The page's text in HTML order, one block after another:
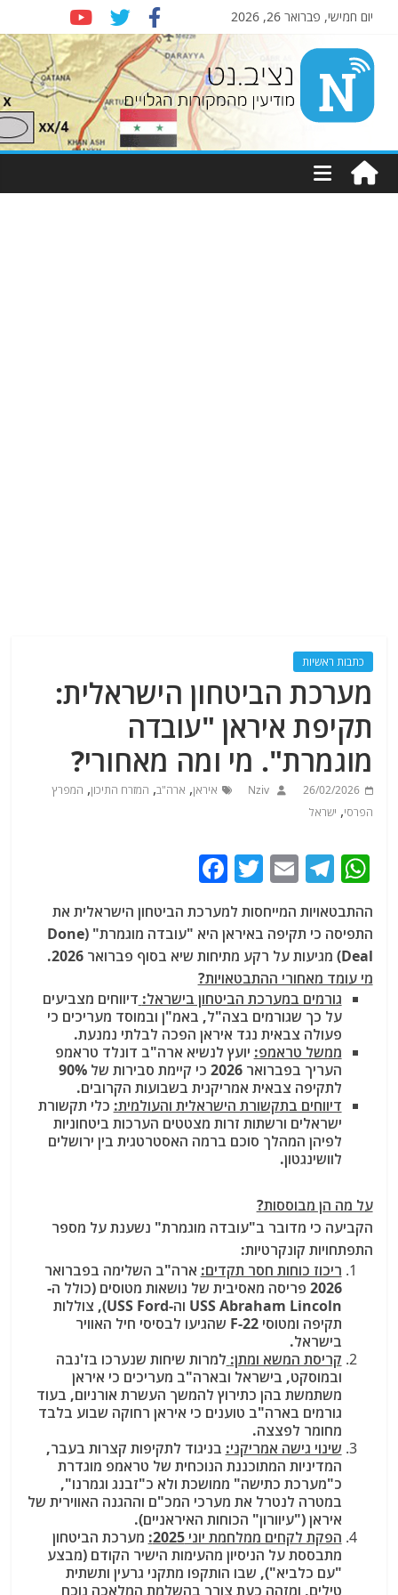
יום חמישי, פברואר 26, 2026
Nziv.net
מודיעין
מהמקורות
כתבות ראשיות
מערכת הביטחון הישראלית:
תקיפת איראן "עובדה
מוגמרת". מי ומה מאחורי?
26/02/2026
Nziv איראן, ארה"ב, המזרח התיכון, המפרץ
הפרסי, ישראל
W
at
s
A
p
p
T
e
g
ra
m
E
ai
l
T
w
itt
er
c
e
b
o
o
k
ההתבטאויות המייחסות למערכת הביטחון הישראלית את
התפיסה כי תקיפה באיראן היא "עובדה מוגמרת" (Done
Deal) מגיעות על רקע מתיחות שיא בסוף פברואר 2026.
מי עומד מאחורי ההתבטאויות?
גורמים במערכת הביטחון בישראל: דיווחים מצביעים
על כך שגורמים בצה"ל, באמ"ן ובמוסד מעריכים כי
פעולה צבאית נגד איראן הפכה לבלתי נמנעת.
ממשל טראמפ: יועץ לנשיא ארה"ב דונלד טראמפ
העריך בפברואר 2026 כי קיימת סבירות של 90%
לתקיפה צבאית אמריקנית בשבועות הקרובים.
דיווחים בתקשורת הישראלית והעולמית: כלי תקשורת
ישראלים ורשתות זרות מצטטים הערכות ביטחוניות
לפיהן המהלך סוכם ברמה האסטרטגית בין ירושלים
לוושינגטון.
על מה הן מבוססות?
הקביעה כי מדובר ב"עובדה מוגמרת" נשענת על מספר
התפתחויות קונקרטיות:
ריכוז כוחות חסר תקדים: ארה"ב השלימה בפברואר
2026 פריסה מאסיבית של נושאות מטוסים (כולל ה-
USS Abraham Lincoln וה-USS Ford), צוללות
תקיפה ומטוסי F-22 שהגיעו לבסיסי חיל האוויר
בישראל.
קריסת המשא ומתן: למרות שיחות שנערכו בז'נבה
ובמוסקט, בישראל ובארה"ב מעריכים כי איראן
משתמשת בהן כתירוץ להמשך העשרת אורניום, בעוד
גורמים בארה"ב טוענים כי איראן רחוקה שבוע בלבד
מחומר לפצצה.
שינוי גישה אמריקני: בניגוד לתקיפות קצרות בעבר,
המדיניות המתוכננת הנוכחית של טראמפ מוגדרת
כ"מערכת כתישה" ממושכת ולא כ"זבנג וגמרנו",
במטרה לנטרל את מערכי המכ"ם וההגנה האווירית של
איראן ("עיוורון" הכוחות האיראניים).
הפקת לקחים ממלחמת יוני 2025:
מערכת הביטחון
מתבססת על הניסיון מהעימות הישיר הקודם (מבצע
"עם כלביא"), שבו הותקפו מתקני גרעין ותשתית
טילים, ומזהה כעת צורך בהשלמת המלאכה נוכח